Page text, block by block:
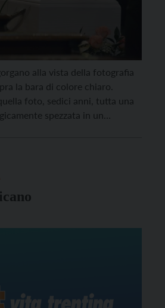
alla vista della fotografia
la bara di colore chiaro.
foto, sedici anni, tutta una
spezzata in un